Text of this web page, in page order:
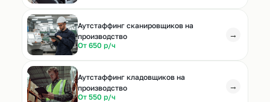
Аутстаффинг сканировщиков на
производство
От 650 р/ч
→
Аутстаффинг кладовщиков на
производство
От 550 р/ч
→